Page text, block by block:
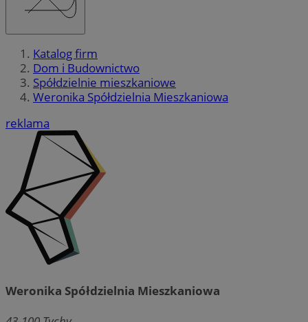
Katalog firm
Dom i Budownictwo
Spółdzielnie mieszkaniowe
Weronika Spółdzielnia Mieszkaniowa
reklama
Weronika Spółdzielnia Mieszkaniowa